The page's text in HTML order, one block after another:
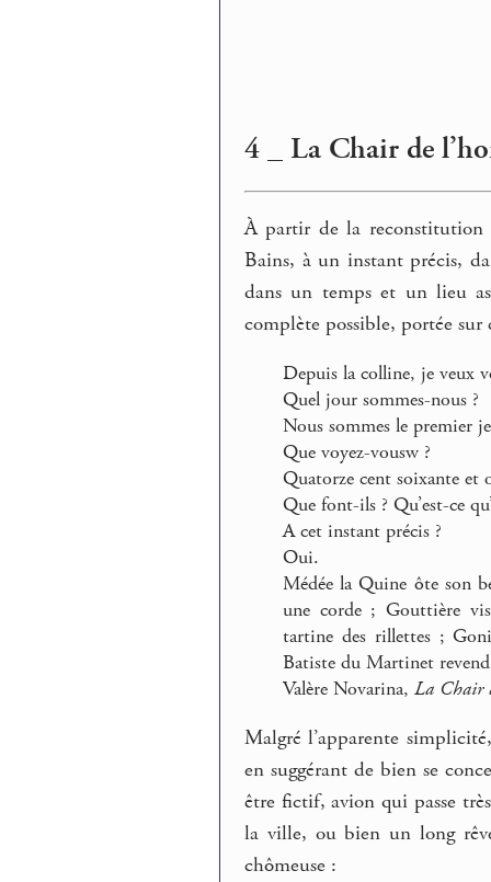
4 _ La Chair de
À partir de la reconstitution
Bains, à un instant précis,
dans un temps et un lieu
complète possible, portée
Depuis la colline, je veux
Quel jour sommes-nous ?
Nous sommes le premier
Que voyez-vousw ?
Quatorze cent soixante et
Que font-ils ? Qu’est-ce
A cet instant précis ?
Oui.
Médée la Quine ôte son
une corde ; Gouttière
tartine des rillettes ;
Batiste du Martinet
Valère Novarina, La Chair
Malgré l’apparente
en suggérant de bien se
être fictif, avion qui passe
la ville, ou bien un long
chômeuse :